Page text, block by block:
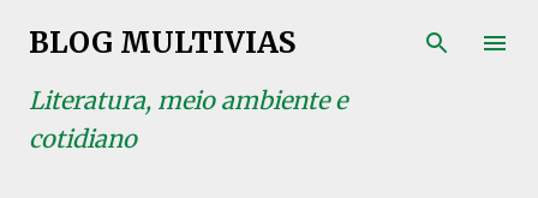
Pular para o conteúdo principal
BLOG MULTIVIAS
Literatura, meio ambiente e
cotidiano